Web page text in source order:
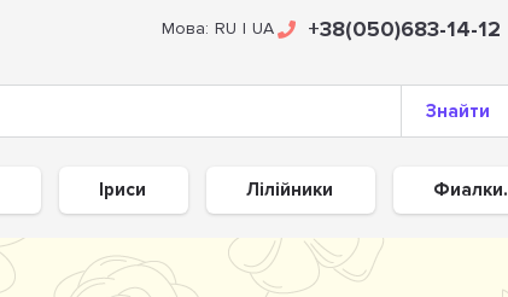
Мова: RU | UA +38(050)683-14-12
Знайти
Іриси Лілійники Фиалки.